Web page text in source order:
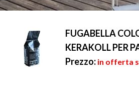
FUGABELLA
KERAKOLL PER
Prezzo: in offerta